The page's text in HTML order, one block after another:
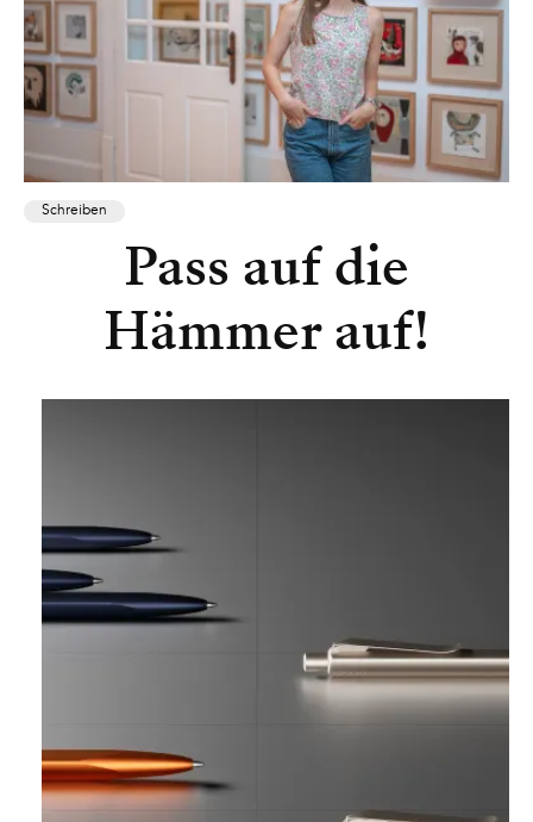
Schreiben
Pass auf die
Hämmer auf!